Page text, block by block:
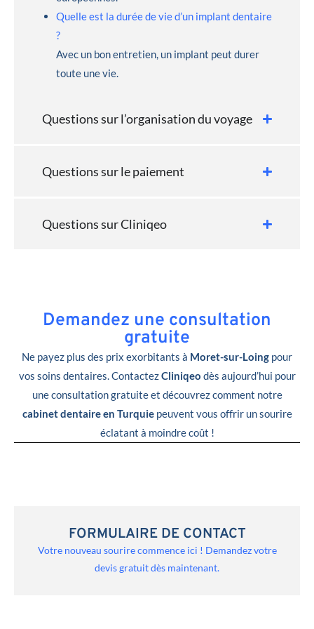
Quelle est la durée de vie d’un implant dentaire
?
Avec un bon entretien, un implant peut durer
toute une vie.
Questions sur l’organisation du voyage
Questions sur le paiement
Questions sur Cliniqeo
Demandez une consultation
gratuite
Ne payez plus des prix exorbitants à Moret-sur-Loing pour
vos soins dentaires. ContactezCliniqeo dès aujourd’hui pour
une consultation gratuite et découvrez comment notre
cabinet dentaire en Turquiepeuvent vous offrir un sourire
éclatant à moindre coût !
FORMULAIRE DE CONTACT
Votre nouveau sourire commence ici ! Demandez votre
devis gratuit dès maintenant.